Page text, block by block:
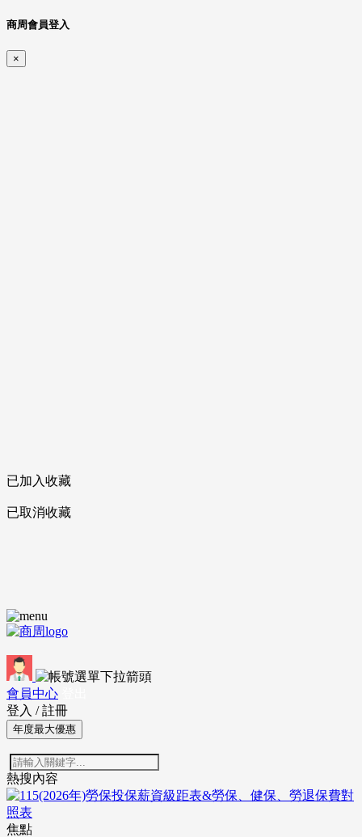
商周會員登入
×
已加入收藏
已取消收藏
會員中心
登入 / 註冊
年度最大優惠
熱搜內容
焦點